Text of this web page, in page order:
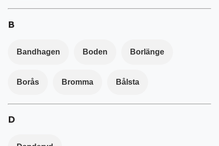
B
Bandhagen Boden Borlänge
Borås Bromma Bålsta
D